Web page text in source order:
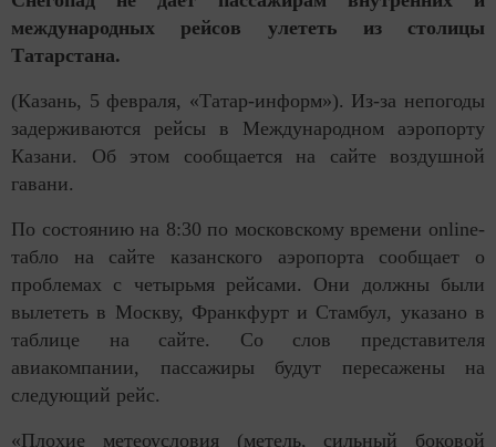
международных рейсов улететь из столицы
Татарстана.
(Казань, 5 февраля, «Татар-информ»). Из-за непогоды
задерживаются рейсы в Международном аэропорту
Казани. Об этом сообщается на сайте воздушной
гавани.
По состоянию на 8:30 по московскому времени online-
табло на сайте казанского аэропорта сообщает о
проблемах с четырьмя рейсами. Они должны были
вылететь в Москву, Франкфурт и Стамбул, указано в
таблице на сайте. Со слов представителя
авиакомпании, пассажиры будут пересажены на
следующий рейс.
«Плохие метеоусловия (метель, сильный боковой